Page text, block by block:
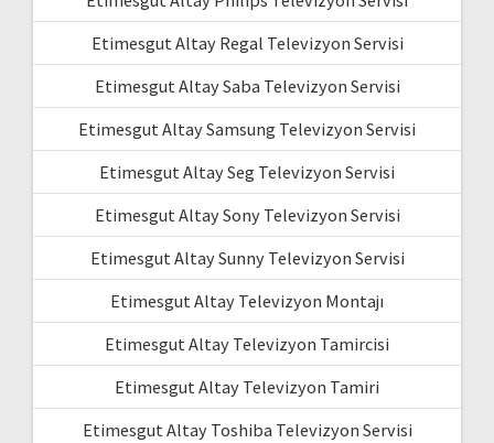
Etimesgut Altay Regal Televizyon Servisi
Etimesgut Altay Saba Televizyon Servisi
Etimesgut Altay Samsung Televizyon Servisi
Etimesgut Altay Seg Televizyon Servisi
Etimesgut Altay Sony Televizyon Servisi
Etimesgut Altay Sunny Televizyon Servisi
Etimesgut Altay Televizyon Montajı
Etimesgut Altay Televizyon Tamircisi
Etimesgut Altay Televizyon Tamiri
Etimesgut Altay Toshiba Televizyon Servisi